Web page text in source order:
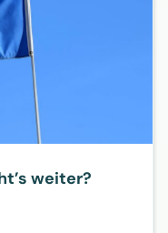
weiter?